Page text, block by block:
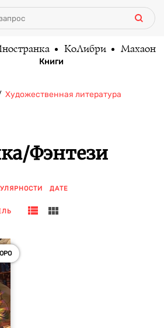
КоЛибри Махаон
Книги
Художественная литература
Фэнтези
ДАТЕ